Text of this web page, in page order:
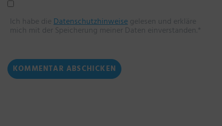
Ich habe dieDatenschutzhinweisegelesen und erkläre
mich mit der Speicherung meiner Daten einverstanden.*